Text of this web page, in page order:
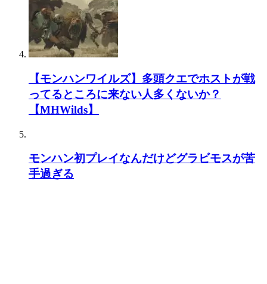
【モンハンワイルズ】多頭クエでホストが戦
ってるところに来ない人多くないか？
【MHWilds】
モンハン初プレイなんだけどグラビモスが苦
手過ぎる